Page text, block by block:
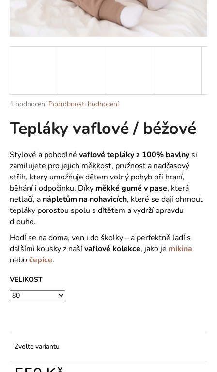
Průměrné
produktu
je
z
5
hvězdiček.
1 hodnocení Podrobnosti hodnocení
Tepláky vaflové / béžové
Stylové a pohodlné vaflové tepláky z 100% bavlny si
zamilujete pro jejich měkkost, pružnost a nadčasový
střih, který umožňuje dětem volný pohyb při hraní,
běhání i odpočinku. Díky měkké gumě v pase, která
netlačí, a nápletům na nohavicích, které se dají ohrnout
tepláky porostou spolu s dítětem a vydrží opravdu
dlouho.
Hodí se na doma, ven i do školky – a perfektně ladí s
dalšími kousky z našívaflové kolekce, jako je mikina
nebočepice.
VELIKOST
Zvolte variantu
a
í
t
D
o
p
o
r
u
č
j
e
m